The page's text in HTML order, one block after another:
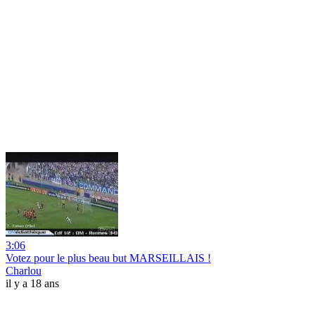
3:06
Votez pour le plus beau but MARSEILLAIS !
Charlou
il y a 18 ans